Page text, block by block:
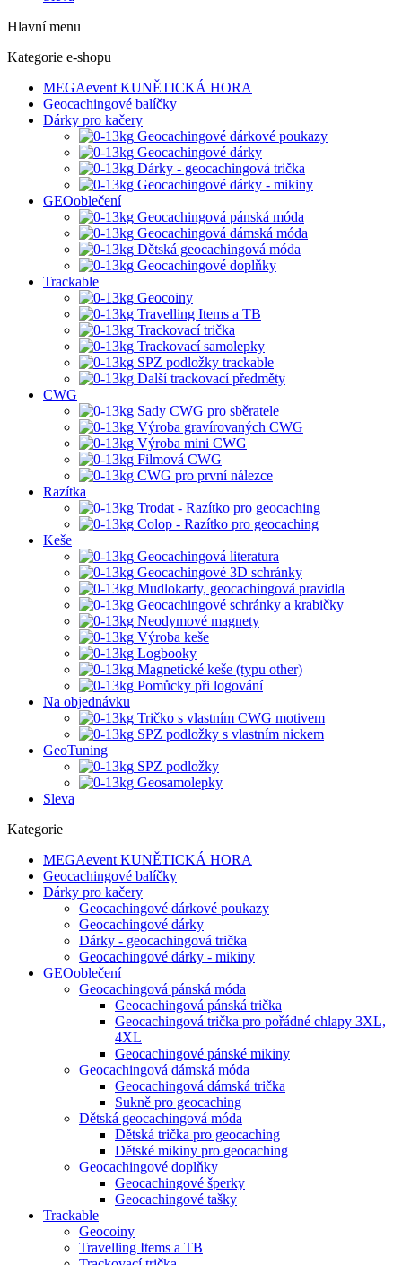
Hlavní menu
Kategorie e-shopu
MEGAevent KUNĚTICKÁ HORA
Geocachingové balíčky
Dárky pro kačery
Geocachingové dárkové poukazy
Geocachingové dárky
Dárky - geocachingová trička
Geocachingové dárky - mikiny
GEOoblečení
Geocachingová pánská móda
Geocachingová dámská móda
Dětská geocachingová móda
Geocachingové doplňky
Trackable
Geocoiny
Travelling Items a TB
Trackovací trička
Trackovací samolepky
SPZ podložky trackable
Další trackovací předměty
CWG
Sady CWG pro sběratele
Výroba gravírovaných CWG
Výroba mini CWG
Filmová CWG
CWG pro první nálezce
Razítka
Trodat - Razítko pro geocaching
Colop - Razítko pro geocaching
Keše
Geocachingová literatura
Geocachingové 3D schránky
Mudlokarty, geocachingová pravidla
Geocachingové schránky a krabičky
Neodymové magnety
Výroba keše
Logbooky
Magnetické keše (typu other)
Pomůcky při logování
Na objednávku
Tričko s vlastním CWG motivem
SPZ podložky s vlastním nickem
GeoTuning
SPZ podložky
Geosamolepky
Sleva
Kategorie
MEGAevent KUNĚTICKÁ HORA
Geocachingové balíčky
Dárky pro kačery
Geocachingové dárkové poukazy
Geocachingové dárky
Dárky - geocachingová trička
Geocachingové dárky - mikiny
GEOoblečení
Geocachingová pánská móda
Geocachingová pánská trička
Geocachingová trička pro pořádné chlapy 3XL,
4XL
Geocachingové pánské mikiny
Geocachingová dámská móda
Geocachingová dámská trička
Sukně pro geocaching
Dětská geocachingová móda
Dětská trička pro geocaching
Dětské mikiny pro geocaching
Geocachingové doplňky
Geocachingové šperky
Geocachingové tašky
Trackable
Geocoiny
Travelling Items a TB